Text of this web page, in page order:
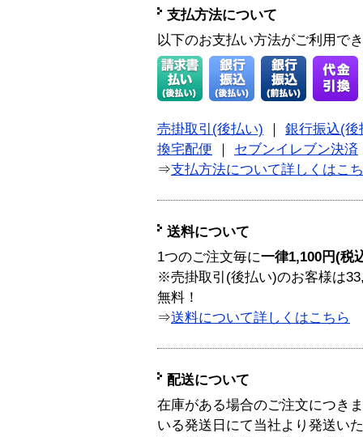
支払方法について
以下のお支払い方法がご利用で
売掛取引(後払い)
銀行振込(後
換宅配便
セブンイレブン決済
⇒支払方法について詳しくはこ
送料について
1つのご注文毎に一律1,100円(税
※売掛取引(後払い)のお客様は
無料！
⇒送料について詳しくはこちら
配送について
在庫がある場合のご注文につき
いる発送日にて当社より発送い